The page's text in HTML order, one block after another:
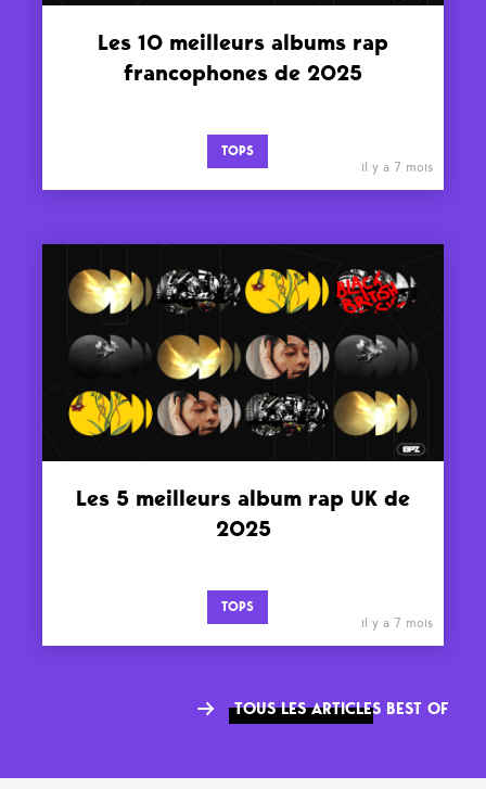
Les 10 meilleurs albums rap
francophones de 2025
TOPS
il y a 7 mois
Les 5 meilleurs album rap UK de
2025
TOPS
il y a 7 mois
TOUS LES ARTICLES BEST OF